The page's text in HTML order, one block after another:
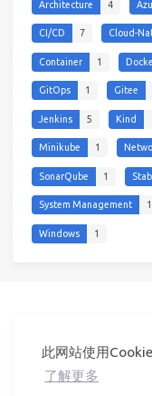
此网站使用
了解更多
Architecture 4
CI/CD 7 Cloud-
Container 1
GitOps 1 Gitee
Jenkins 5 Kind
Minikube 1
SonarQube 1
System Management 1
Windows 1
© 2026